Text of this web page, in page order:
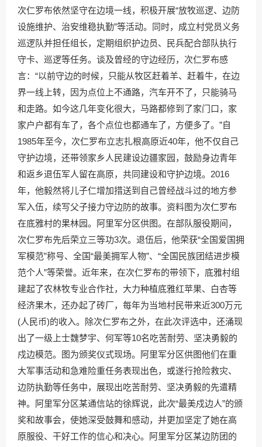
次仁罗布依然坚守在边境一线，积极开展“放牧巡逻、边防
设施维护、治安维稳执勤”等活动。同时，成立村党员义务
巡逻队并担任组长，定期组织护边员、民兵配合部队执行
守卡、巡逻等任务。谈及曾经的守边经历，次仁罗布感
言：“以前守边的时候，只能从牧区赶着羊、赶着牛，在边
界一线上转，因为点位上不通路，汽车开不了，只能骑马
和走路。如今这几年变化很大，马路都修到了家门口，家
家户户都有车了，各个点位也都通车了，方便多了。”自
1985年至今，次仁罗布立志扎根高原近40年，他不仅自己
守护边境，还带领家乡人民建设边疆家园，鼓励身边青年
和返乡退伍军人留在高原，共同建设和守护边境。2016
年，他毅然将儿子仁增加措送到自己曾经战斗过的地方参
军入伍，续写父子接力守边防的故事。资料图为次仁罗布
在底雅村的果林园。阿里军分区供图。在部队服役期间，
次仁罗布先后荣立三等功3次。退伍后，他荣获“全国爱国拥
军模范”称号、全国“最美拥军人物”、“全国民族团结进步模
范个人”等荣誉。近年来，在次仁罗布的带领下，底雅村组
建起了农林牧专业合作社，大力种植底雅红苹果、白杏等
经济果木，还办起了砖厂，每年为当地村民带来近300万元
(人民币)的收入。除次仁罗布之外，在此次评选中，还涌现
出了一级上士魏梦宇、何军等10名吃苦耐劳、坚决勇毅的
戍边模范。图为颁奖仪式现场。阿里军分区供图他们在重
大军事活动和急难险重任务表现出色，或遂行抢险救灾、
边防执勤等任务中，展现出吃苦耐劳、坚决勇毅的先遣精
神。阿里军分区某通信站的徐辉说，此次“最美戍边人”的颁
奖和故事会，使她深受鼓舞和感动，并更加坚定了她在高
原服役、干好工作的信心和决心。阿里军分区某边防团的